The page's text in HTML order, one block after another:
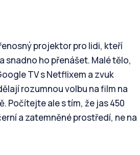
projektor pro lidi, kteří
snadno ho přenášet. Malé tělo,
TV s Netflixem a zvuk
rozumnou volbu na film na
Počítejte ale s tím, že jas 450
a zatemněné prostředí, ne na